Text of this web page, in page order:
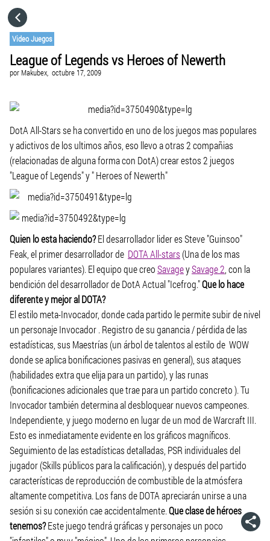
Video Juegos
League of Legends vs Heroes of Newerth
por Makubex, octubre 17, 2009
DotA All-Stars se ha convertido en uno de los juegos mas populares
y adictivos de los ultimos años, eso llevo a otras 2 compañias
(relacionadas de alguna forma con DotA) crear estos 2 juegos
"League of Legends" y " Heroes of Newerth"
Quien lo esta haciendo?El desarrollador lider es Steve "Guinsoo"
Feak, el primer desarrollador de DOTA All-stars (Una de los mas
populares variantes). El equipo que creoSavageySavage 2 , con la
bendición del desarrollador de DotA Actual "Icefrog."Que lo hace
diferente y mejor al DOTA?
El estilo meta-Invocador, donde cada partido le permite subir de nivel
un personaje Invocador . Registro de su ganancia / pérdida de las
estadísticas, sus Maestrías (un árbol de talentos al estilo de WOW
donde se aplica bonificaciones pasivas en general), sus ataques
(habilidades extra que elija para un partido), y las runas
(bonificaciones adicionales que trae para un partido concreto ). Tu
Invocador también determina al desbloquear nuevos campeones.
Independiente, y juego moderno en lugar de un mod de Warcraft III.
Esto es inmediatamente evidente en los gráficos magníficos.
Seguimiento de las estadísticas detalladas, PSR individuales del
jugador (Skills públicos para la calificación), y después del partido
características de reproducción de combustible de la atmósfera
altamente competitiva. Los fans de DOTA apreciarán unirse a una
sesión si su conexión cae accidentalmente.Que clase de héroes
tenemos?Este juego tendrá gráficas y personajes un poco
CATEGORÍAS
VISITA EL SITIO WEB